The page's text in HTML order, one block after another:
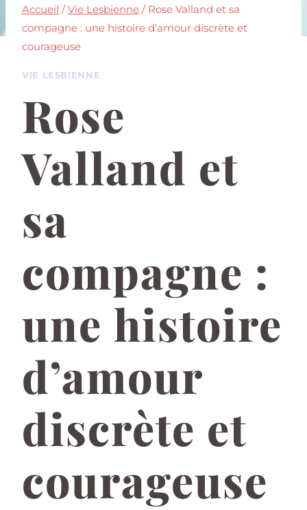
Accueil / Vie Lesbienne / Rose Valland et sa
compagne : une histoire d’amour discrète et
courageuse
VIE LESBIENNE
Rose
Valland et
sa
compagne :
une histoire
d’amour
discrète et
courageuse